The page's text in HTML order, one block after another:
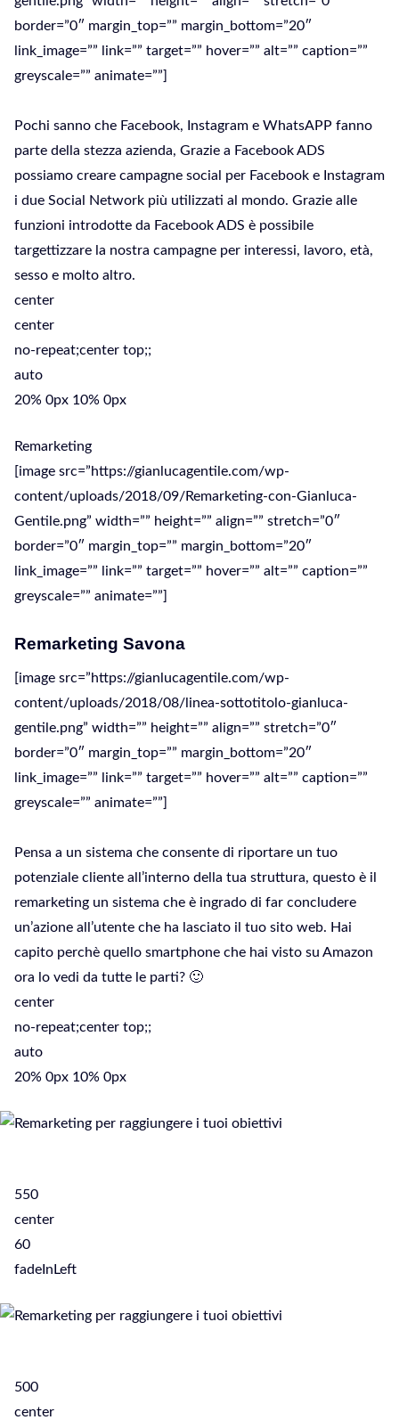
border=”0″ margin_top=”” margin_bottom=”20″
link_image=”” link=”” target=”” hover=”” alt=”” caption=””
greyscale=”” animate=””]
Pochi sanno che Facebook, Instagram e WhatsAPP fanno
parte della stezza azienda, Grazie a Facebook ADS
possiamo creare campagne social per Facebook e Instagram
i due Social Network più utilizzati al mondo. Grazie alle
funzioni introdotte da Facebook ADS è possibile
targettizzare la nostra campagne per interessi, lavoro, età,
sesso e molto altro.
center
center
no-repeat;center top;;
auto
20% 0px 10% 0px
Remarketing
[image src=”https://gianlucagentile.com/wp-
content/uploads/2018/09/Remarketing-con-Gianluca-
Gentile.png” width=”” height=”” align=”” stretch=”0″
border=”0″ margin_top=”” margin_bottom=”20″
link_image=”” link=”” target=”” hover=”” alt=”” caption=””
greyscale=”” animate=””]
Remarketing Savona
[image src=”https://gianlucagentile.com/wp-
content/uploads/2018/08/linea-sottotitolo-gianluca-
gentile.png” width=”” height=”” align=”” stretch=”0″
border=”0″ margin_top=”” margin_bottom=”20″
link_image=”” link=”” target=”” hover=”” alt=”” caption=””
greyscale=”” animate=””]
Pensa a un sistema che consente di riportare un tuo
potenziale cliente all’interno della tua struttura, questo è il
remarketing un sistema che è ingrado di far concludere
un’azione all’utente che ha lasciato il tuo sito web. Hai
capito perchè quello smartphone che hai visto su Amazon
ora lo vedi da tutte le parti? 🙂
center
no-repeat;center top;;
auto
20% 0px 10% 0px
550
center
60
fadeInLeft
500
center